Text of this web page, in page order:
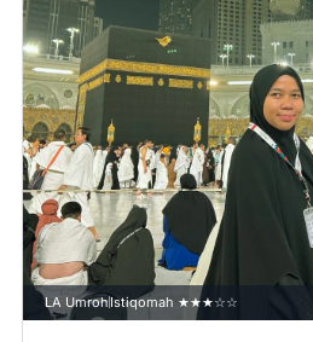
LA UmrohIstiqomah ★★★☆☆